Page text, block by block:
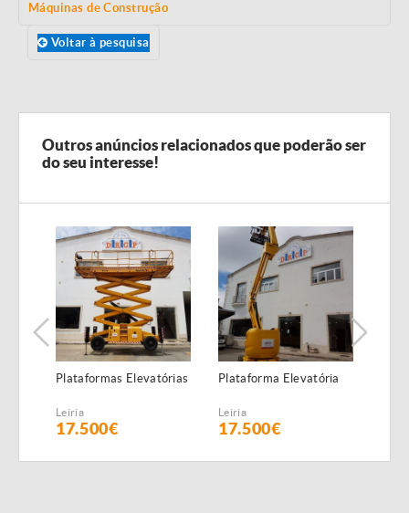
Máquinas de Construção
Voltar à pesquisa
Outros anúncios relacionados que poderão ser
do seu interesse!
Plataformas Elevatórias
Leiria
17.500€
Plataforma Elevatória
Leiria
17.500€